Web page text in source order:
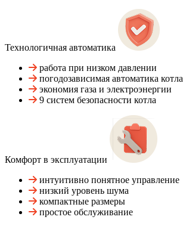
Технологичная автоматика
работа при низком давлении
погодозависимая автоматика котла
экономия газа и электроэнергии
9 систем безопасности котла
Комфорт в эксплуатации
интуитивно понятное управление
низкий уровень шума
компактные размеры
простое обслуживание